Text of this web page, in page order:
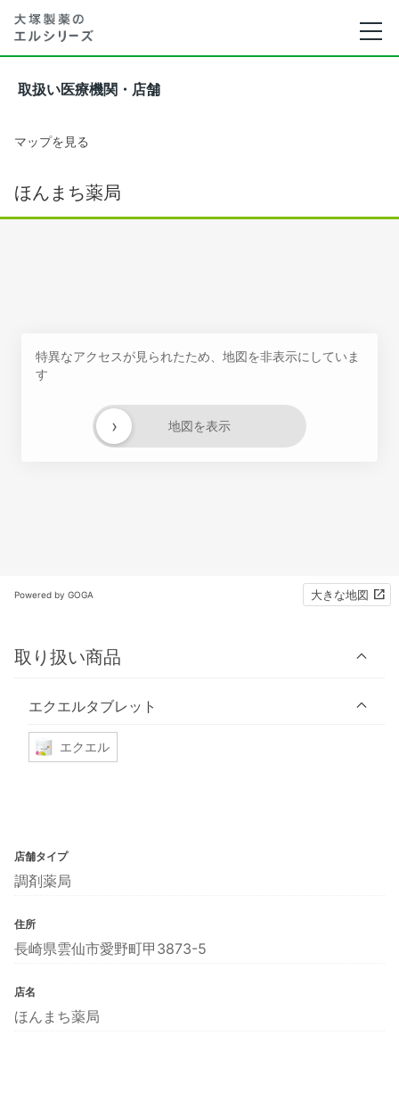
取扱い医療機関・店舗
マップを見る
ほんまち薬局
特異なアクセスが見られたため、地図を非表示にしていま
す
地図を表示
›
Powered by GOGA 大きな地図
取り扱い商品
エクエルタブレット
エクエル
店舗タイプ
調剤薬局
住所
長崎県雲仙市愛野町甲3873-5
店名
ほんまち薬局